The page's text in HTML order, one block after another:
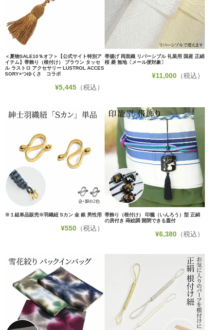
＜夏物SALE10％オフ＞【公式サイト特別ア
イテム】帯飾り（根付け） ブラウン タッセ
ル ラストロ アクセサリー LUSTROL ACCES
SORY×つゆくさ コラボ
¥5,445 （税込）
帯揚げ 両面織 リバーシブル 礼装用 国産 正絹
桜 菱 無地〔メール便対象〕
¥11,000（税込）
※１組単品販売※羽織紐 Sカン 金 銀 男性用
¥550 （税込）
帯飾り（根付け） 印籠（いんろう）型 正絹
の房付き 蒔絵調 開閉できる蓋付
¥6,380（税込）